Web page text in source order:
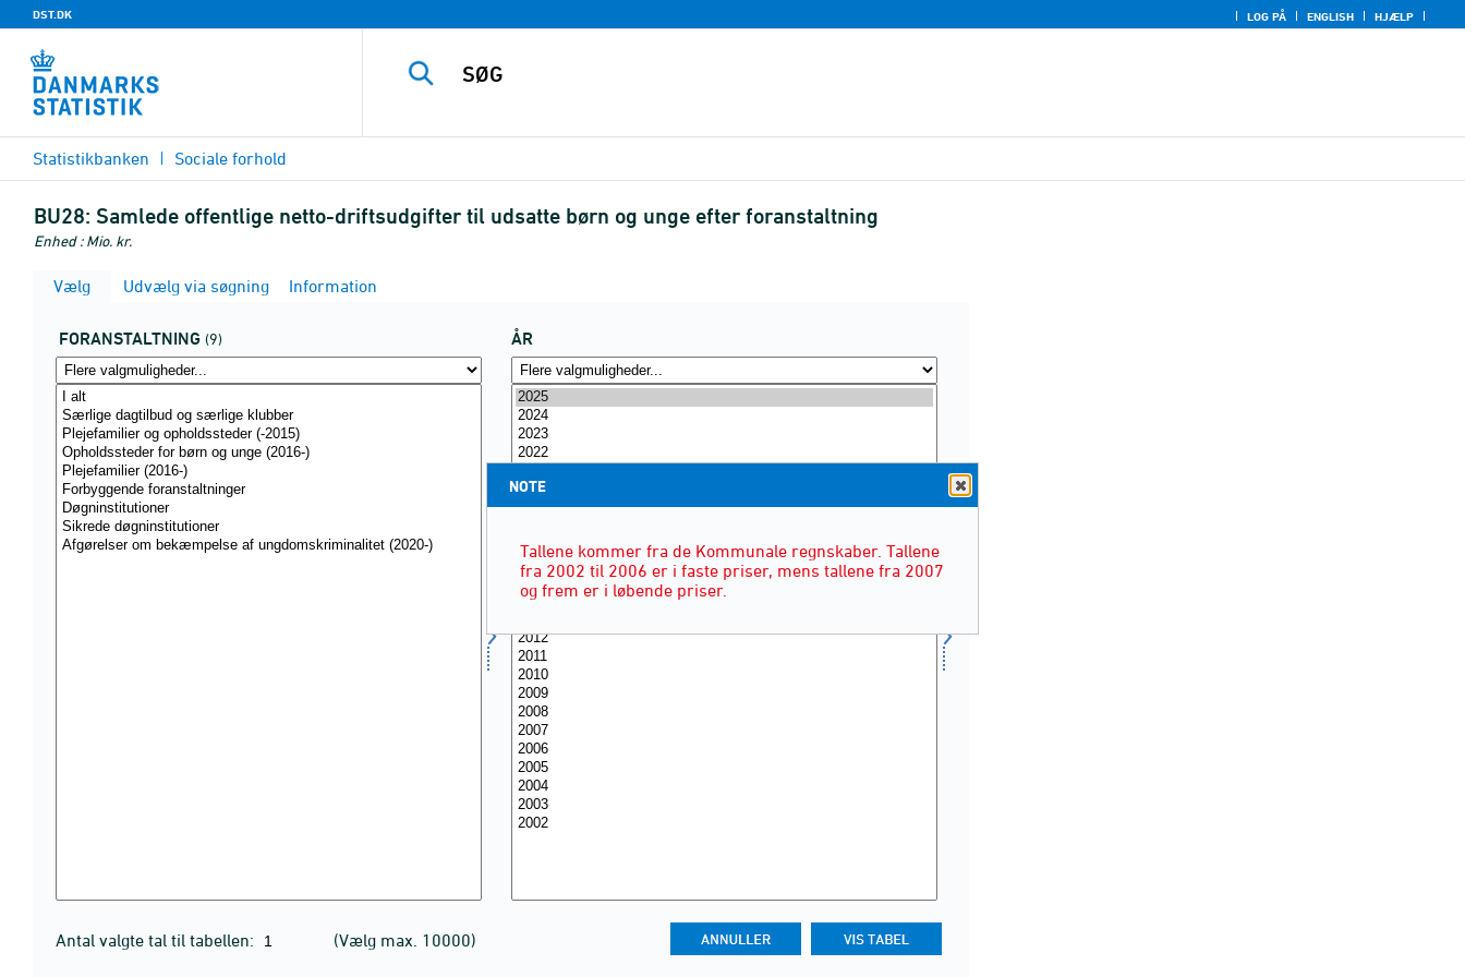
DST.DK LOG PÅ ENGLISH HJÆLP
Statistikbanken Sociale forhold
BU28: Samlede offentlige netto-driftsudgifter til udsatte børn og unge efter foranstaltning
Enhed : Mio. kr.
Vælg Udvælg via søgning Information
FORANSTALTNING (9) ÅR
Antal valgte tal til tabellen: (Vælg max. 10000)
NOTE
Tallene kommer fra de Kommunale regnskaber. Tallene
fra 2002 til 2006 er i faste priser, mens tallene fra 2007
og frem er i løbende priser.